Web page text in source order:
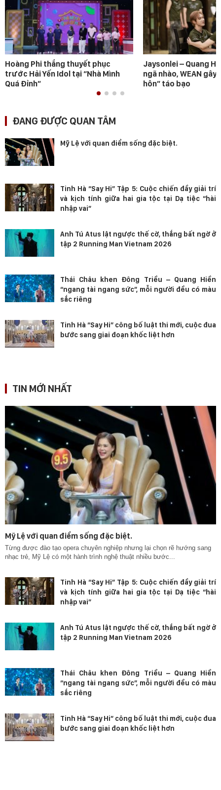
Hoàng Phi thắng thuyết phục
trước Hải Yến Idol tại “Nhà Mình
Quá Đỉnh”
Jaysonlei – Quang
ngã nhào, WEAN gây
hôn” táo bạo
ĐANG ĐƯỢC QUAN TÂM
Mỹ Lệ với quan điểm sống đặc biệt.
Tinh Hà “Say Hi” Tập 5: Cuộc chiến đầy giải trí
và kịch tính giữa hai gia tộc tại Dạ tiệc “hài
nhập vai”
Anh Tú Atus lật ngược thế cờ, thắng bất ngờ ở
tập 2 Running Man Vietnam 2026
Thái Châu khen Đông Triều – Quang Hiền
“ngang tài ngang sức”, mỗi người đều có màu
sắc riêng
Tinh Hà “Say Hi” công bố luật thi mới, cuộc đua
bước sang giai đoạn khốc liệt hơn
TIN MỚI NHẤT
Mỹ Lệ với quan điểm sống đặc biệt.
Từng được đào tạo opera chuyên nghiệp nhưng lại chọn rẽ hướng sang
nhạc trẻ, Mỹ Lệ có một hành trình nghệ thuật nhiều bước...
Tinh Hà “Say Hi” Tập 5: Cuộc chiến đầy giải trí
và kịch tính giữa hai gia tộc tại Dạ tiệc “hài
nhập vai”
Anh Tú Atus lật ngược thế cờ, thắng bất ngờ ở
tập 2 Running Man Vietnam 2026
Thái Châu khen Đông Triều – Quang Hiền
“ngang tài ngang sức”, mỗi người đều có màu
sắc riêng
Tinh Hà “Say Hi” công bố luật thi mới, cuộc đua
bước sang giai đoạn khốc liệt hơn